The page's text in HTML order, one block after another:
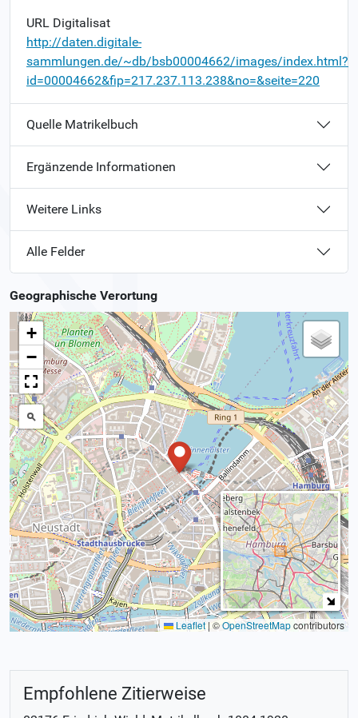
URL Digitalisat
http://daten.digitale-
sammlungen.de/~db/bsb00004662/images/index.html?
id=00004662&fip=217.237.113.238&no=&seite=220
Quelle Matrikelbuch
Ergänzende Informationen
Weitere Links
Alle Felder
Geographische Verortung
+
−
Leaflet | ©OpenStreetMapcontributors
Empfohlene Zitierweise